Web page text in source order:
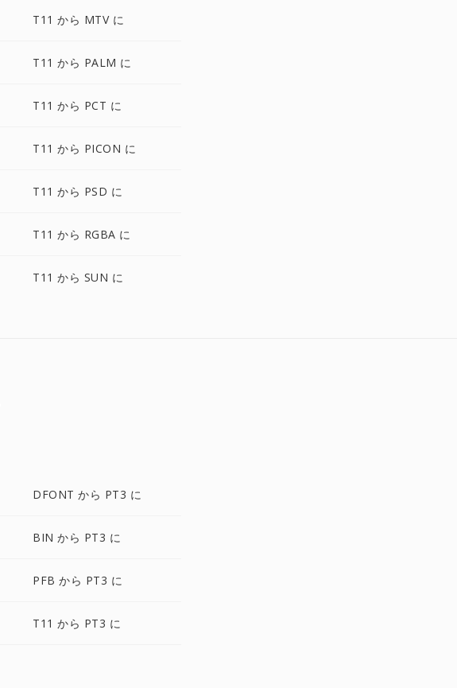
T11 から MTV に
T11 から PALM に
T11 から PCT に
T11 から PICON に
T11 から PSD に
T11 から RGBA に
T11 から SUN に
DFONT から PT3 に
BIN から PT3 に
PFB から PT3 に
T11 から PT3 に